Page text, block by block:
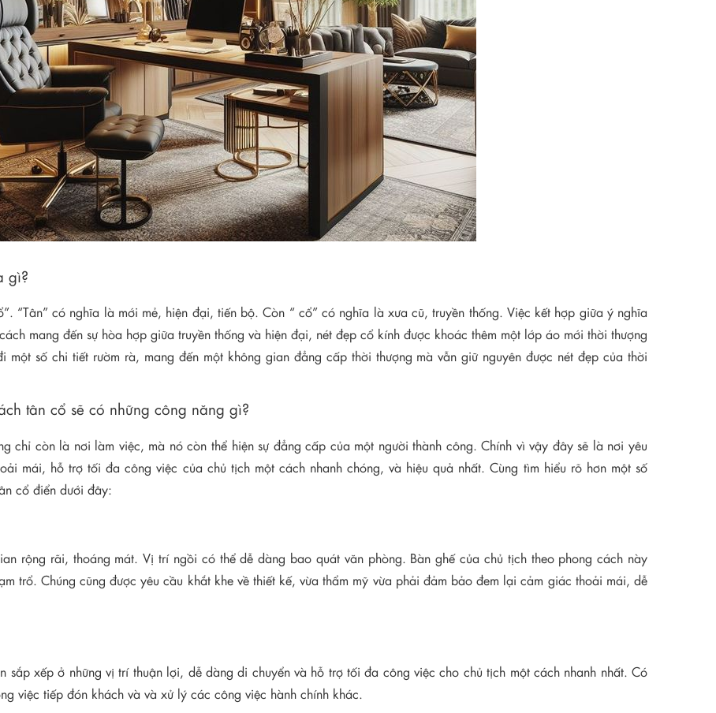
gì?
“Tân” có nghĩa là mới mẻ, hiện đại, tiến bộ. Còn “ cổ” có nghĩa là xưa cũ, truyền thống. Việc kết hợp giữa ý nghĩa
mang đến sự hòa hợp giữa truyền thống và hiện đại, nét đẹp cổ kính được khoác thêm một lớp áo mới thời thượng
số chi tiết rườm rà, mang đến một không gian đẳng cấp thời thượng mà vẫn giữ nguyên được nét đẹp của thời
tân cổ sẽ có những công năng gì?
chỉ còn là nơi làm việc, mà nó còn thể hiện sự đẳng cấp của một người thành công. Chính vì vậy đây sẽ là nơi yêu
mái, hỗ trợ tối đa công việc của chủ tịch một cách nhanh chóng, và hiệu quả nhất. Cùng tìm hiểu rõ hơn một số
cổ điển dưới đây:
rộng rãi, thoáng mát. Vị trí ngồi có thể dễ dàng bao quát văn phòng. Bàn ghế của chủ tịch theo phong cách này
trổ. Chúng cũng được yêu cầu khắt khe về thiết kế, vừa thẩm mỹ vừa phải đảm bảo đem lại cảm giác thoải mái, dễ
sắp xếp ở những vị trí thuận lợi, dễ dàng di chuyển và hỗ trợ tối đa công việc cho chủ tịch một cách nhanh nhất. Có
việc tiếp đón khách và và xử lý các công việc hành chính khác.